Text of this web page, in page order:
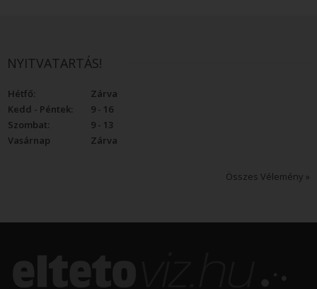
NYITVATARTÁS!
Hétfő:
Zárva
Kedd - Péntek:
9 - 16
Szombat:
9 - 13
Vasárnap
Zárva
Összes Vélemény »